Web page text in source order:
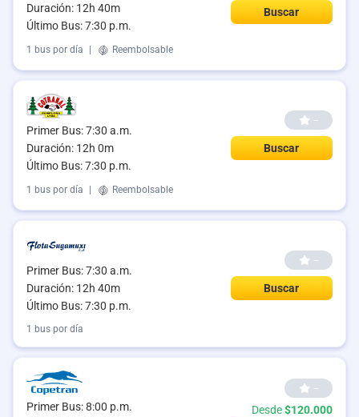
Duración: 12h 40m
Último Bus: 7:30 p.m.
Buscar
1 bus por día Reembolsable
Primer Bus: 7:30 a.m.
Duración: 12h 0m
Último Bus: 7:30 p.m.
--
Buscar
1 bus por día Reembolsable
Primer Bus: 7:30 a.m.
Duración: 12h 40m
Último Bus: 7:30 p.m.
--
Buscar
1 bus por día
Primer Bus: 8:00 p.m.
--
Desde$120.000